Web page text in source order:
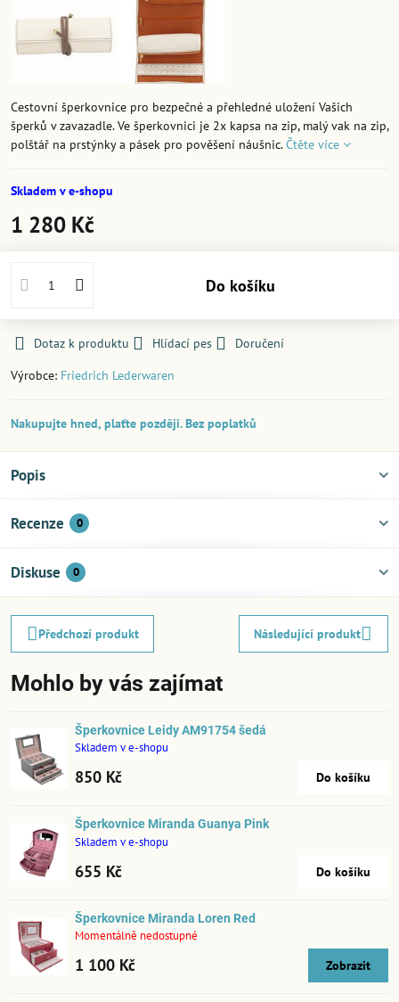
Cestovní šperkovnice pro bezpečné a přehledné uložení Vašich
šperků v zavazadle. Ve šperkovnici je 2x kapsa na zip, malý vak na zip,
polštář na prstýnky a pásek pro pověšení náušnic.Čtěte více
Skladem v e-shopu
1 280 Kč
Do košíku
Dotaz k produktu Hlídací pes
Doručení
Výrobce: Friedrich Lederwaren
Nakupujte hned, plaťte později. Bez poplatků
Popis
Recenze 0
Diskuse 0
Předchozí produkt Následující produkt
Mohlo by vás zajímat
Šperkovnice Leidy AM91754 šedá
Skladem v e-shopu
850 Kč Do košíku
Šperkovnice Miranda Guanya Pink
Skladem v e-shopu
655 Kč Do košíku
Šperkovnice Miranda Loren Red
Momentálně nedostupné
1 100 Kč Zobrazit